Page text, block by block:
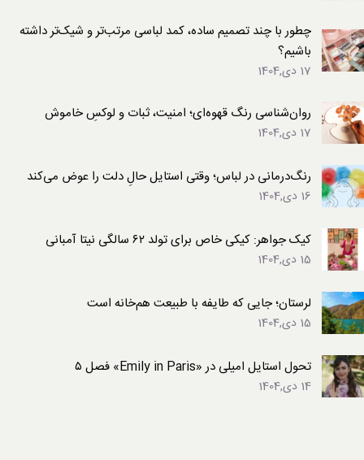
چطور با چند تصمیم ساده، کمد لباسی مرتب‌تر و شیک‌تر داشته
باشیم؟
17 دی,1404
روان‌شناسی رنگ قهوه‌ای؛ امنیت، ثبات و لوکسِ خاموش
17 دی,1404
رنگ‌درمانی در لباس؛ وقتی استایل حالِ دلت را عوض می‌کند
16 دی,1404
کیک جواهر: کیکی خاص برای تولد ۶۲ سالگی نیتا آمبانی
15 دی,1404
لرستان؛ جایی که طایفه با طبیعت هم‌خانه است
15 دی,1404
تحول استایل امیلی در «Emily in Paris» فصل ۵
14 دی,1404